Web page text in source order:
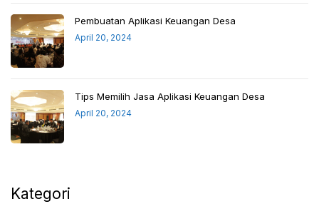
Pembuatan Aplikasi Keuangan Desa
April 20, 2024
Tips Memilih Jasa Aplikasi Keuangan Desa
April 20, 2024
Kategori